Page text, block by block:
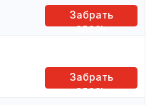
Забрать
здесь
Забрать
здесь